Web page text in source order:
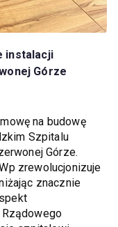
instalacji
Górze
na budowę
Szpitalu
Górze.
zrewolucjonizuje
znacznie